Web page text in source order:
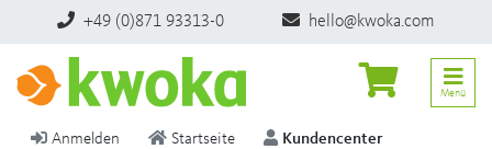
+49 (0)871 93313-0 hello@kwoka.com
Anmelden Startseite
Kundencenter
Menü